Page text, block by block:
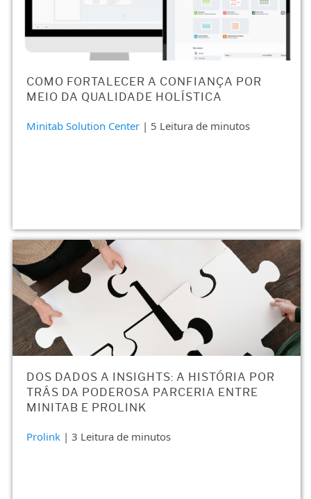
COMO FORTALECER A CONFIANÇA POR
MEIO DA QUALIDADE HOLÍSTICA
Minitab Solution Center | 5 Leitura de minutos
DOS DADOS A INSIGHTS: A HISTÓRIA POR
TRÁS DA PODEROSA PARCERIA ENTRE
MINITAB E PROLINK
Prolink | 3 Leitura de minutos